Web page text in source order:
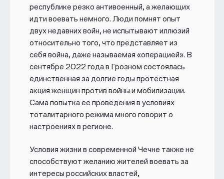
республике резко антивоенный, а желающих
идти воевать немного. Люди помнят опыт
двух недавних войн, не испытывают иллюзий
относительно того, что представляет из
себя война, даже называемая «операцией». В
сентябре 2022 года в Грозном состоялась
единственная за долгие годы протестная
акция женщин против войны и мобилизации.
Сама попытка ее проведения в условиях
тоталитарного режима много говорит о
настроениях в регионе.
Условия жизни в современной Чечне также не
способствуют желанию жителей воевать за
интересы российских властей,